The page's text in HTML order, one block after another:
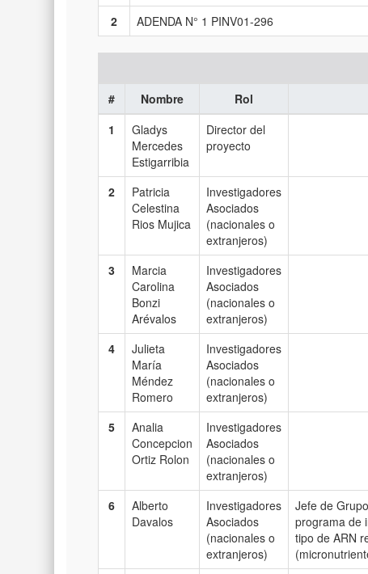
2
ADENDA N° 1 PINV01-296
#
Nombre Rol
1
Gladys
Mercedes
Estigarribia
Director del
proyecto
2
Patricia
Celestina
Rios Mujica
Investigadores
Asociados
(nacionales o
extranjeros)
3
Marcia
Carolina
Bonzi
Arévalos
Investigadores
Asociados
(nacionales o
extranjeros)
4
Julieta
María
Méndez
Romero
Investigadores
Asociados
(nacionales o
extranjeros)
5
Analia
Concepcion
Ortiz Rolon
Investigadores
Asociados
(nacionales o
extranjeros)
6
Alberto
Davalos
Investigadores
Asociados
(nacionales o
extranjeros)
Jefe de
programa de
tipo de ARN